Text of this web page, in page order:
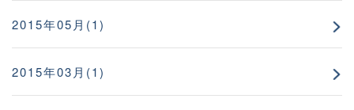
2015年05月(1)
2015年03月(1)